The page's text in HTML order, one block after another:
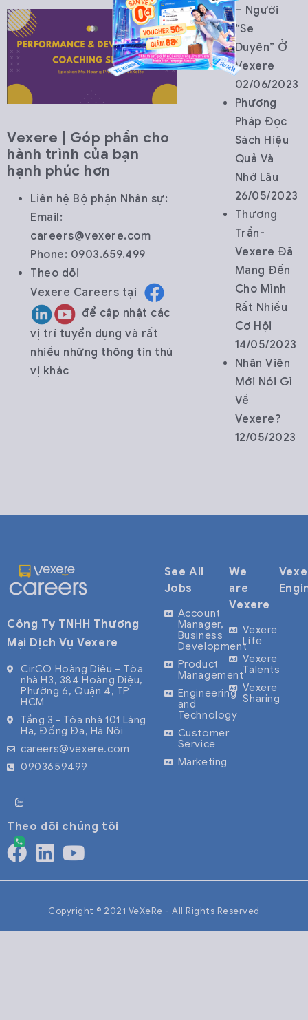
Vexere | Góp phần cho
hành trình của bạn
hạnh phúc hơn
Liên hệ Bộ phận Nhân sự:
Email:
careers@vexere.com
Phone: 0903.659.499
Theo dõi
Vexere Careers tại
để cập nhật các
vị trí tuyển dụng và rất
nhiều những thông tin thú
vị khác
– Người
“Se
Duyên” Ở
Vexere
02/06/2023
Phương
Pháp Đọc
Sách Hiệu
Quả Và
Nhớ Lâu
26/05/2023
Thương
Trần-
Vexere Đã
Mang Đến
Cho Mình
Rất Nhiều
Cơ Hội
14/05/2023
Nhân Viên
Mới Nói Gì
Về
Vexere?
12/05/2023
Công Ty TNHH Thương
Mại Dịch Vụ Vexere
CirCO Hoàng Diệu – Tòa
nhà H3, 384 Hoàng Diệu,
Phường 6, Quận 4, TP
HCM
Tầng 3 - Tòa nhà 101 Láng
Hạ, Đống Đa, Hà Nội
careers@vexere.com
0903659499
See All
Jobs
Account
Manager,
Business
Development
Product
Management
Engineering
and
Technology
Customer
Service
Marketing
We
are
Vexere
Vexere
Life
Vexere
Talents
Vexere
Sharing
Theo dõi chúng tôi
Copyright © 2021 VeXeRe - All Rights Reserved